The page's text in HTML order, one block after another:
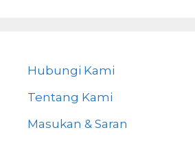
Hubungi Kami
Tentang Kami
Masukan & Saran